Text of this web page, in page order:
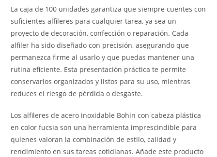
La caja de 100 unidades garantiza que siempre cuentes con
suficientes alfileres para cualquier tarea, ya sea un
proyecto de decoración, confección o reparación. Cada
alfiler ha sido diseñado con precisión, asegurando que
permanezca firme al usarlo y que puedas mantener una
rutina eficiente. Esta presentación práctica te permite
conservarlos organizados y listos para su uso, mientras
reduces el riesgo de pérdida o desgaste.
Los alfileres de acero inoxidable Bohin con cabeza plástica
en color fucsia son una herramienta imprescindible para
quienes valoran la combinación de estilo, calidad y
rendimiento en sus tareas cotidianas. Añade este producto